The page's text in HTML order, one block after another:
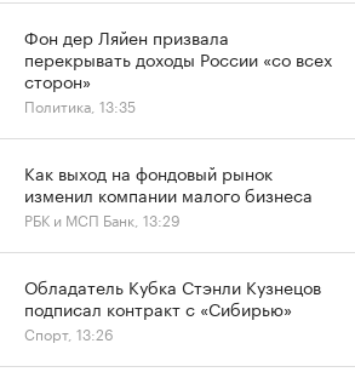
Фон дер Ляйен призвала
перекрывать доходы России «со всех
сторон»
Политика, 13:35
Как выход на фондовый рынок
изменил компании малого бизнеса
РБК и МСП Банк, 13:29
Обладатель Кубка Стэнли Кузнецов
подписал контракт с «Сибирью»
Спорт, 13:26